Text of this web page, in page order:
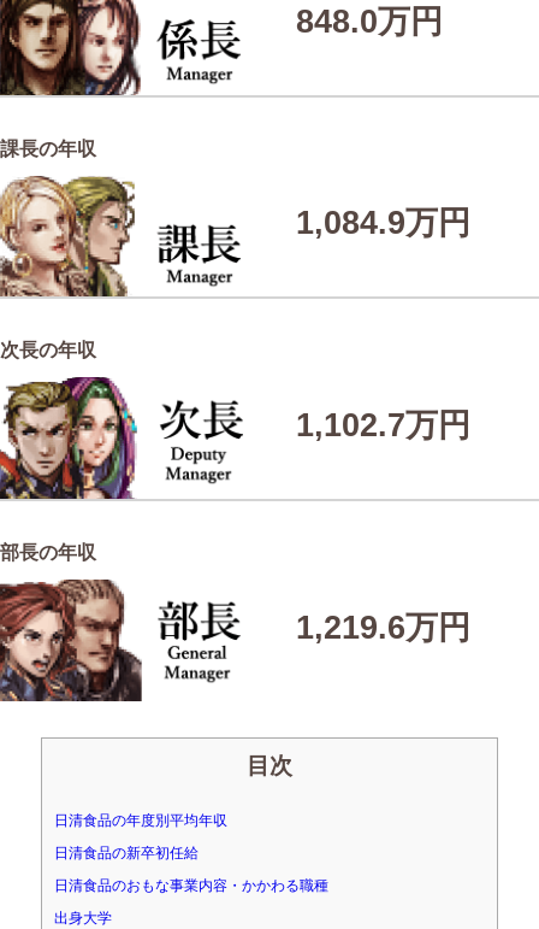
848.0万円
課長の年収
1,084.9万円
次長の年収
1,102.7万円
部長の年収
1,219.6万円
目次
日清食品の年度別平均年収
日清食品の新卒初任給
日清食品のおもな事業内容・かかわる職種
出身大学